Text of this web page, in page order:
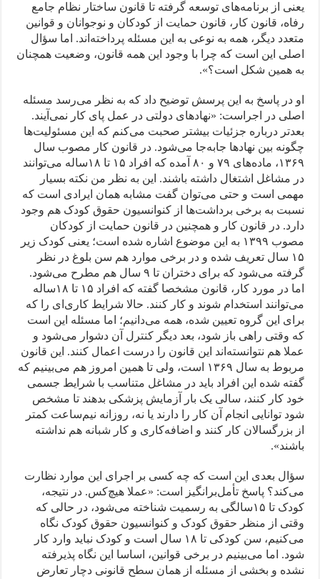
یعنی از برنامه‌های توسعه گرفته تا قانون ساختار نظام جامع
رفاه، قانون کار، قانون حمایت از کودکان و نوجوانان و قوانین
متعدد دیگر، همه به نوعی به این مسئله پرداخته‌اند. اما سؤال
اصلی این است که چرا با وجود این همه قانون، وضعیت همچنان
به همین شکل است؟».
او در پاسخ به این پرسش توضیح داد که به نظر می‌رسد مسئله
اصلی در اجراست: «نهادهای دولتی در عمل پای کار نمی‌آیند.
بعدتر درباره جزئیات بیشتر صحبت می‌کنم که این مسئولیت‌ها
چگونه بین نهادها جابه‌جا می‌شود. در قانون کار مصوب سال
۱۳۶۹، ماده‌های ۷۹ و ۸۰ آمده که افراد ۱۵ تا ۱۸ساله می‌توانند
در مشاغل اشتغال داشته باشند. این به نظر من نکته بسیار
مهمی است و حتی می‌توان گفت مشابه همان ایرادی است که
نسبت به برخی برداشت‌ها از کنوانسیون حقوق کودک هم وجود
دارد. در قانون کار و همچنین در قانون حمایت از کودکان
مصوب ۱۳۹۹ به این موضوع اشاره شده است؛ یعنی کودک زیر
۱۵ سال تعریف شده و در برخی موارد هم سن بلوغ در نظر
گرفته می‌شود که برای دختران تا ۹ سال هم مطرح می‌شود.
اما در مورد کار، قانون مشخصا گفته که افراد ۱۵ تا ۱۸‌ساله
می‌توانند استخدام شوند و کار کنند. حالا شرایط کاری‌ای را که
برای این گروه تعیین شده، همه می‌دانیم؛ اما مسئله این است
که وقتی راهی باز شود، بعد دیگر کنترل آن دشوار می‌شود و
عملا هم نتوانسته‌اند این قانون را درست اعمال کنند. این قانون
مربوط به سال ۱۳۶۹ است، ولی تا همین امروز هم می‌بینیم که
گفته شده این افراد باید در مشاغل متناسب با شرایط جسمی
خود کار کنند، سالی یک بار آزمایش پزشکی بدهند تا مشخص
شود توانایی انجام آن کار را دارند یا نه، روزانه نیم‌ساعت کمتر
از بزرگسالان کار کنند و اضافه‌کاری و کار شبانه هم نداشته
باشند».
سؤال بعدی این است که چه کسی بر اجرای این موارد نظارت
می‌کند؟ پاسخ تأمل‌برانگیز است: «عملا هیچ‌کس. در نتیجه،
کودک تا ۱۵سالگی به رسمیت شناخته می‌شود، در حالی که
وقتی از منظر حقوق کودک و کنوانسیون حقوق کودک نگاه
می‌کنیم، سن کودکی تا ۱۸ سال است و کودک نباید وارد کار
شود. اما می‌بینیم در برخی قوانین، اساسا این نگاه پذیرفته
نشده و بخشی از مسئله از همان سطح قانونی دچار تعارض